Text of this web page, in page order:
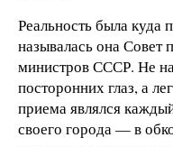
Реальность была куда
называлась она Совет
министров СССР. Не
посторонних глаз, а
приема являлся
своего города — в